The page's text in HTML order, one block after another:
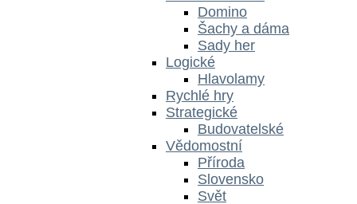
Domino
Šachy a dáma
Sady her
Logické
Hlavolamy
Rychlé hry
Strategické
Budovatelské
Vědomostní
Příroda
Slovensko
Svět